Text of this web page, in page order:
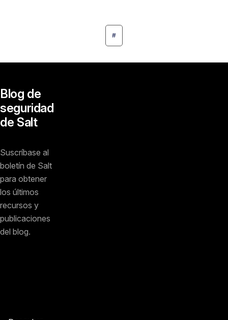
#
Blog de
seguridad
de Salt
Suscríbase al
boletín de Salt
para obtener
los últimos
recursos y
publicaciones
del blog.